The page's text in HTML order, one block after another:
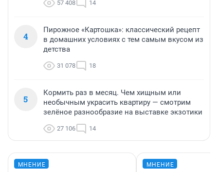
57 408 14
4
Пирожное «Картошка»: классический рецепт
в домашних условиях с тем самым вкусом из
детства
31 078 18
5
Кормить раз в месяц. Чем хищным или
необычным украсить квартиру — смотрим
зелёное разнообразие на выставке экзотики
27 106 14
МНЕНИЕ МНЕНИЕ